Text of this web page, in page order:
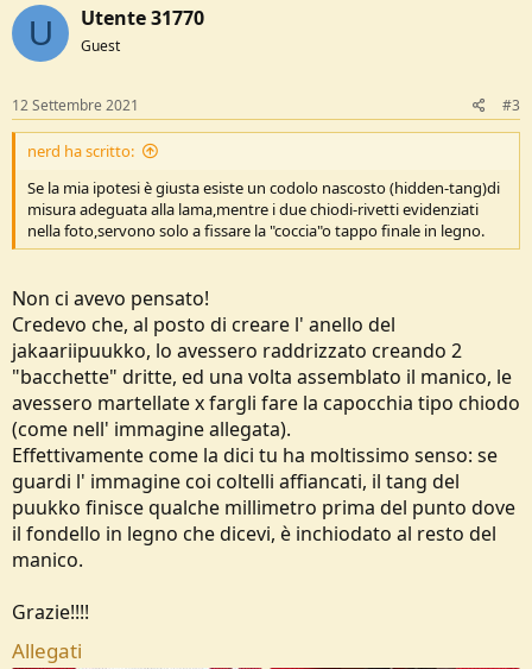
i
o
s
:
U Utente 31770
Guest
12 Settembre 2021 #3
nerd ha scritto:
Se la mia ipotesi è giusta esiste un codolo nascosto (hidden-tang)di
misura adeguata alla lama,mentre i due chiodi-rivetti evidenziati
nella foto,servono solo a fissare la "coccia"o tappo finale in legno.
Non ci avevo pensato!
Credevo che, al posto di creare l' anello del
jakaariipuukko, lo avessero raddrizzato creando 2
"bacchette" dritte, ed una volta assemblato il manico, le
avessero martellate x fargli fare la capocchia tipo chiodo
(come nell' immagine allegata).
Effettivamente come la dici tu ha moltissimo senso: se
guardi l' immagine coi coltelli affiancati, il tang del
puukko finisce qualche millimetro prima del punto dove
il fondello in legno che dicevi, è inchiodato al resto del
manico.
Grazie!!!!
Allegati